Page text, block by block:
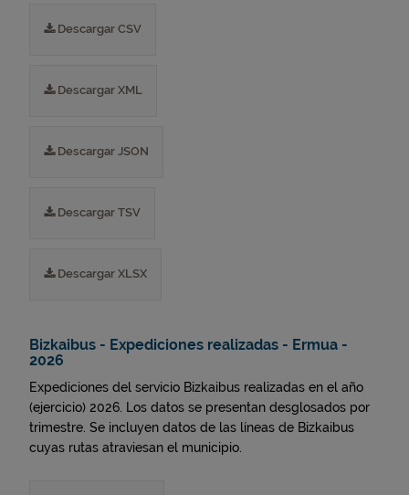
Descargar CSV
Descargar XML
Descargar JSON
Descargar TSV
Descargar XLSX
Bizkaibus - Expediciones realizadas - Ermua -
2026
Expediciones del servicio Bizkaibus realizadas en el año
(ejercicio) 2026. Los datos se presentan desglosados por
trimestre. Se incluyen datos de las líneas de Bizkaibus
cuyas rutas atraviesan el municipio.